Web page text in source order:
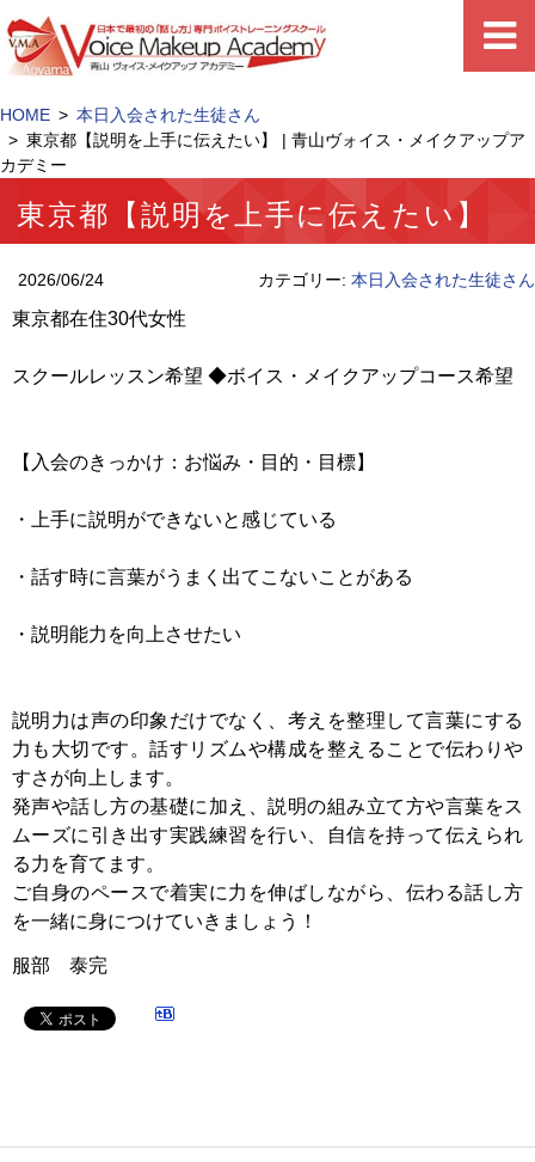
HOME
本日入会された生徒さん
東京都【説明を上手に伝えたい】 | 青山ヴォイス・メイクアップア
カデミー
東京都【説明を上手に伝えたい】
2026/06/24 カテゴリー: 本日入会された生徒さん
東京都在住30代女性
スクールレッスン希望 ◆ボイス・メイクアップコース希望
【入会のきっかけ：お悩み・目的・目標】
・上手に説明ができないと感じている
・話す時に言葉がうまく出てこないことがある
・説明能力を向上させたい
説明力は声の印象だけでなく、考えを整理して言葉にする
力も大切です。話すリズムや構成を整えることで伝わりや
すさが向上します。
発声や話し方の基礎に加え、説明の組み立て方や言葉をス
ムーズに引き出す実践練習を行い、自信を持って伝えられ
る力を育てます。
ご自身のペースで着実に力を伸ばしながら、伝わる話し方
を一緒に身につけていきましょう！
服部 泰完